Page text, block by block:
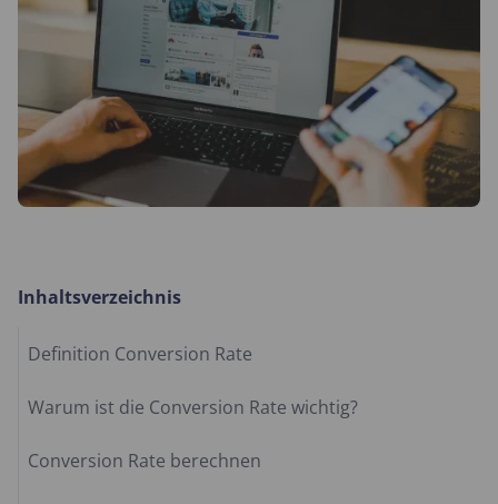
Inhaltsverzeichnis
Definition Conversion Rate
Warum ist die Conversion Rate wichtig?
Conversion Rate berechnen